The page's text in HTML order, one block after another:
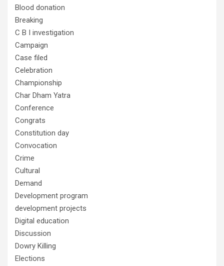
Blood donation
Breaking
C B I investigation
Campaign
Case filed
Celebration
Championship
Char Dham Yatra
Conference
Congrats
Constitution day
Convocation
Crime
Cultural
Demand
Development program
development projects
Digital education
Discussion
Dowry Killing
Elections